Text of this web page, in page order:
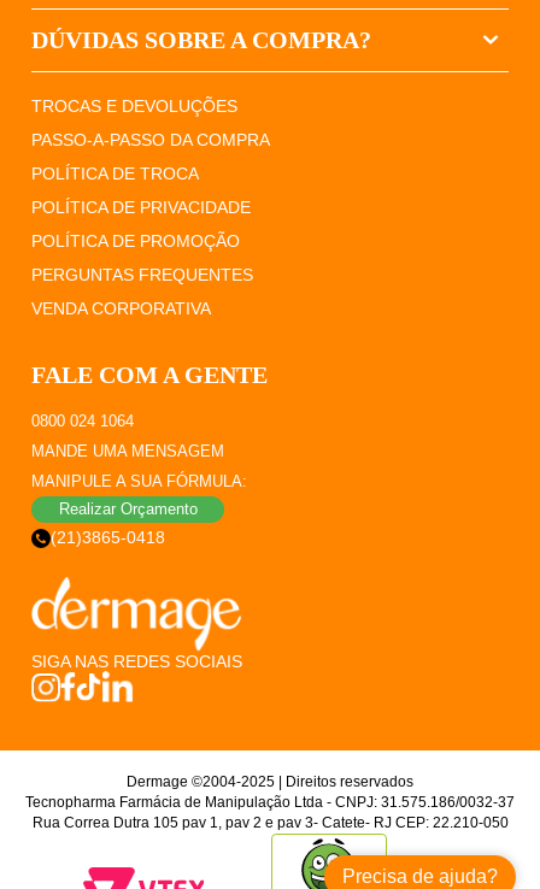
Precisa de ajuda?
DÚVIDAS SOBRE A COMPRA?
TROCAS E DEVOLUÇÕES
PASSO-A-PASSO DA COMPRA
POLÍTICA DE TROCA
POLÍTICA DE PRIVACIDADE
POLÍTICA DE PROMOÇÃO
PERGUNTAS FREQUENTES
VENDA CORPORATIVA
FALE COM A GENTE
0800 024 1064
MANDE UMA MENSAGEM
MANIPULE A SUA FÓRMULA:
Realizar Orçamento
(21)3865-0418
SIGA NAS REDES SOCIAIS
Dermage ©2004-2025 | Direitos reservados
Tecnopharma Farmácia de Manipulação Ltda - CNPJ: 31.575.186/0032-37
Rua Correa Dutra 105 pav 1, pav 2 e pav 3- Catete- RJ CEP: 22.210-050